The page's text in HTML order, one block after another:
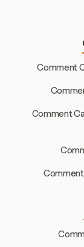
Comment
Comment